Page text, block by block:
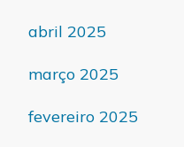
abril 2025
março 2025
fevereiro 2025